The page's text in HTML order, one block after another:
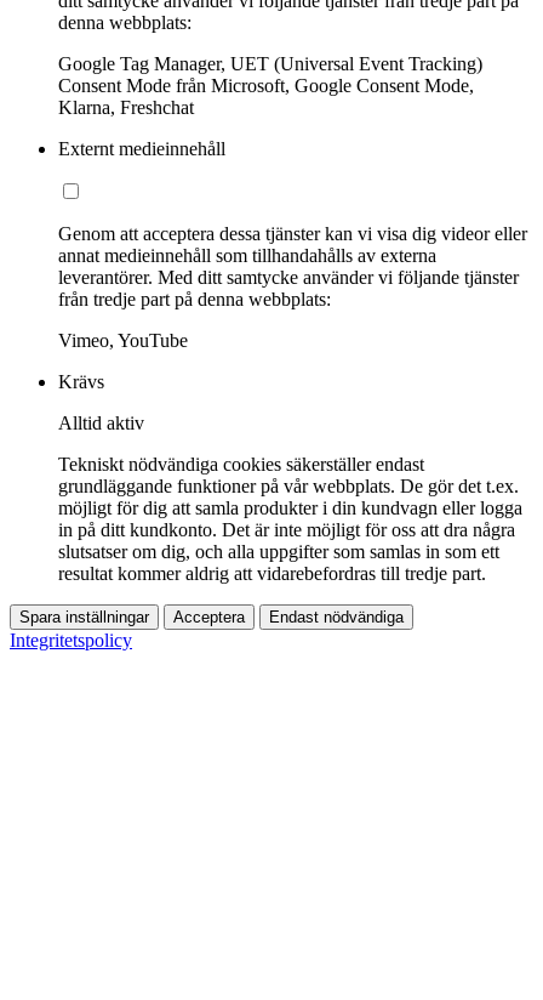
denna webbplats:
Google Tag Manager, UET (Universal Event Tracking)
Consent Mode från Microsoft, Google Consent Mode,
Klarna, Freshchat
Externt medieinnehåll
Genom att acceptera dessa tjänster kan vi visa dig videor eller
annat medieinnehåll som tillhandahålls av externa
leverantörer. Med ditt samtycke använder vi följande tjänster
från tredje part på denna webbplats:
Vimeo, YouTube
Krävs
Alltid aktiv
Tekniskt nödvändiga cookies säkerställer endast
grundläggande funktioner på vår webbplats. De gör det t.ex.
möjligt för dig att samla produkter i din kundvagn eller logga
in på ditt kundkonto. Det är inte möjligt för oss att dra några
slutsatser om dig, och alla uppgifter som samlas in som ett
resultat kommer aldrig att vidarebefordras till tredje part.
Spara inställningar Acceptera Endast nödvändiga
Integritetspolicy